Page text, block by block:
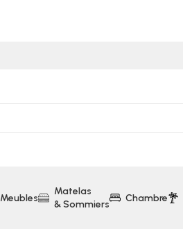
Meubles
Matelas
& Sommiers
Chambre